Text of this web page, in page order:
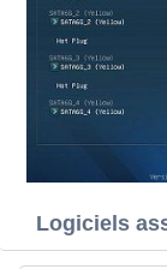
Logiciels